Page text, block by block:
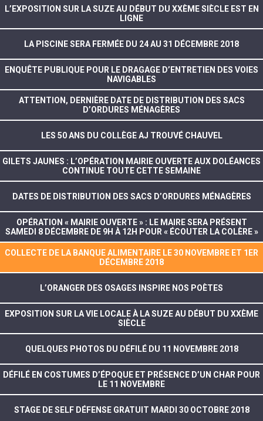
L’EXPOSITION SUR LA SUZE AU DÉBUT DU XXÈME SIÈCLE EST EN
LIGNE
LA PISCINE SERA FERMÉE DU 24 AU 31 DÉCEMBRE 2018
ENQUÊTE PUBLIQUE POUR LE DRAGAGE D’ENTRETIEN DES VOIES
NAVIGABLES
ATTENTION, DERNIÈRE DATE DE DISTRIBUTION DES SACS
D’ORDURES MÉNAGÈRES
LES 50 ANS DU COLLÈGE AJ TROUVÉ CHAUVEL
GILETS JAUNES : L’OPÉRATION MAIRIE OUVERTE AUX DOLÉANCES
CONTINUE TOUTE CETTE SEMAINE
DATES DE DISTRIBUTION DES SACS D’ORDURES MÉNAGÈRES
OPÉRATION « MAIRIE OUVERTE » : LE MAIRE SERA PRÉSENT
SAMEDI 8 DÉCEMBRE DE 9H À 12H POUR « ÉCOUTER LA COLÈRE »
COLLECTE DE LA BANQUE ALIMENTAIRE LE 30 NOVEMBRE ET 1ER
DÉCEMBRE 2018
L’ORANGER DES OSAGES INSPIRE NOS POÈTES
EXPOSITION SUR LA VIE LOCALE À LA SUZE AU DÉBUT DU XXÈME
SIÈCLE
QUELQUES PHOTOS DU DÉFILÉ DU 11 NOVEMBRE 2018
DÉFILÉ EN COSTUMES D’ÉPOQUE ET PRÉSENCE D’UN CHAR POUR
LE 11 NOVEMBRE
STAGE DE SELF DÉFENSE GRATUIT MARDI 30 OCTOBRE 2018